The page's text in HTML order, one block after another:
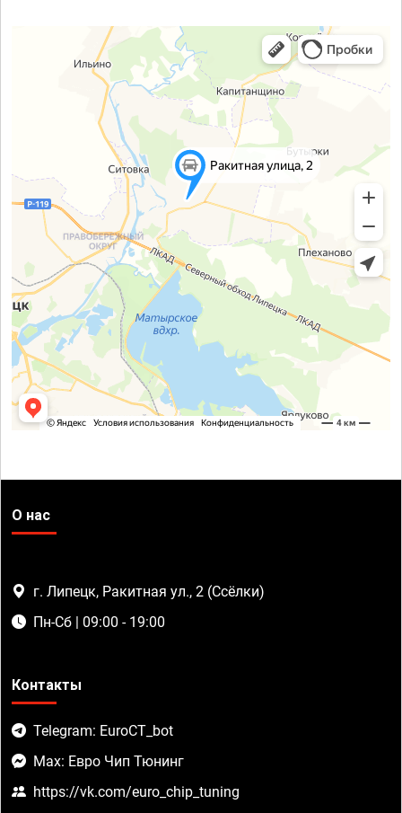
О нас
г. Липецк, Ракитная ул., 2 (Ссёлки)
Пн-Сб | 09:00 - 19:00
Контакты
Telegram: EuroCT_bot
Max: Евро Чип Тюнинг
https://vk.com/euro_chip_tuning